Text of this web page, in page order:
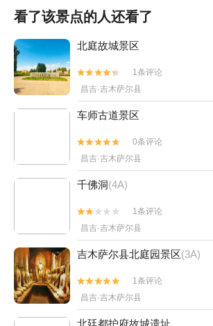
看了该景点的人还看了
北庭故城景区


1条评论
昌吉·吉木萨尔县
车师古道景区


0条评论
昌吉·吉木萨尔县
千佛洞(4A)


1条评论
昌吉·吉木萨尔县
吉木萨尔县北庭园景区(3A)


1条评论
昌吉·吉木萨尔县
北廷都护府故城遗址